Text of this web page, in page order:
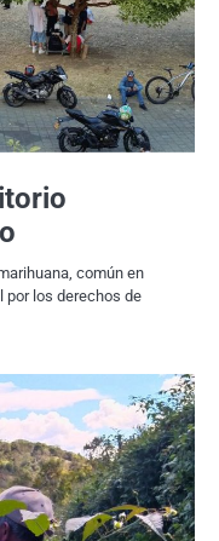
común en
por los derechos de